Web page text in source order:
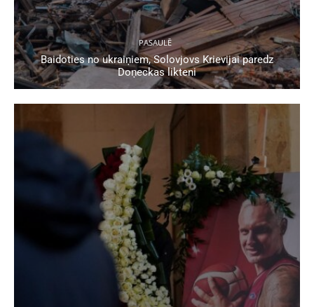
PASAULĒ
Baidoties no ukraiņiem, Solovjovs Krievijai paredz
Doņeckas likteni